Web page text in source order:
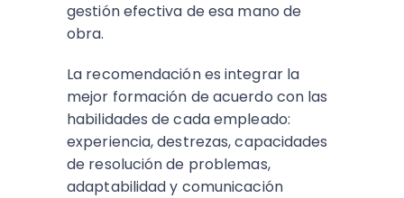
gestión efectiva de esa mano de
obra.
La recomendación es integrar la
mejor formación de acuerdo con las
habilidades de cada empleado:
experiencia, destrezas, capacidades
de resolución de problemas,
adaptabilidad y comunicación